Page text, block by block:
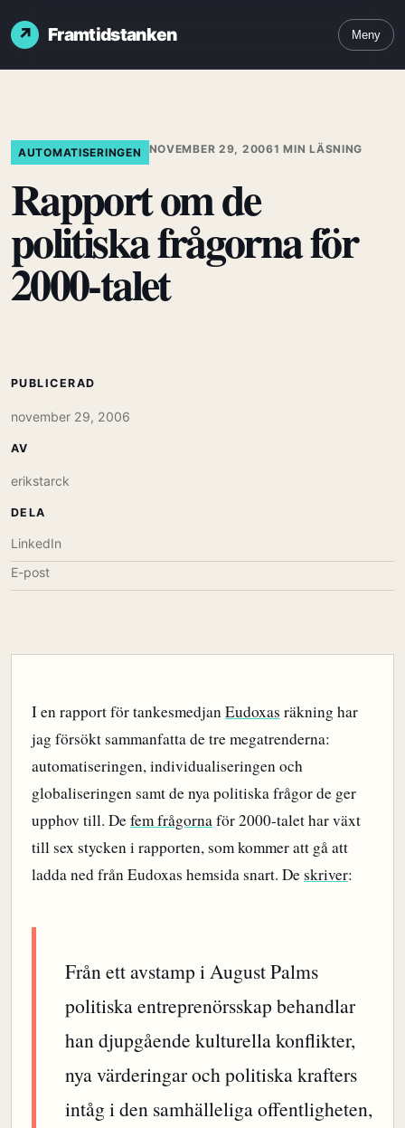
Framtidstanken Meny
AUTOMATISERINGEN NOVEMBER 29, 20061 MIN LÄSNING
Rapport om de
politiska frågorna för
2000-talet
I en rapport för tankesmedjan Eudoxas räkning har
jag försökt sammanfatta de tre megatrenderna:
automatiseringen, individualiseringen och
globaliseringen samt de nya politiska frågor de ger
upphov till. Defem frågornaför 2000-talet har växt
till sex stycken i rapporten, som kommer att gå att
ladda ned från Eudoxas hemsida snart. Deskriver:
Från ett avstamp i August Palms
politiska entreprenörsskap behandlar
han djupgående kulturella konflikter,
nya värderingar och politiska krafters
intåg i den samhälleliga offentligheten,
PUBLICERAD
november 29, 2006
AV
erikstarck
DELA
LinkedIn
E-post